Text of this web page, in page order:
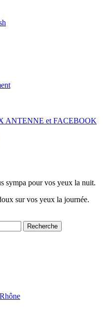
ANTENNE et FACEBOOK
sympa pour vos yeux la nuit.
sur vos yeux la journée.
Recherche